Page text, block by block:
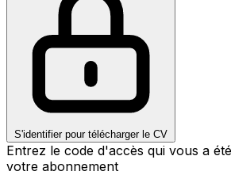
S'identifier pour télécharger le CV
Entrez le code d'accès qui vous a
votre abonnement